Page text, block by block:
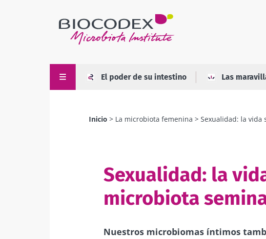
El poder de su intestino Las
ayuda
Inicio La microbiota femenina Sexualidad: la vida
Sexualidad: la
microbiota
Nuestros microbiomas íntimos